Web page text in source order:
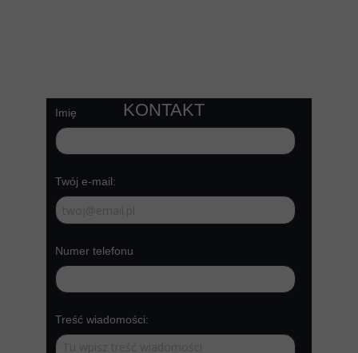
Imię
Twój e-mail:
Numer telefonu
Treść wiadomości:
KONTAKT